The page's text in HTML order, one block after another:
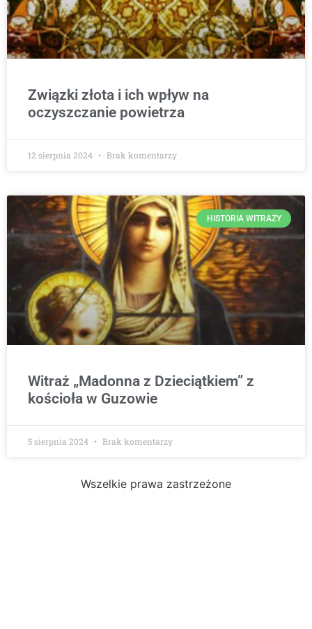
Związki złota i ich wpływ na
oczyszczanie powietrza
12 sierpnia 2024 Brak komentarzy
HISTORIA WITRAŻY
Witraż „Madonna z Dzieciątkiem” z
kościoła w Guzowie
5 sierpnia 2024 Brak komentarzy
Wszelkie prawa zastrzeżone